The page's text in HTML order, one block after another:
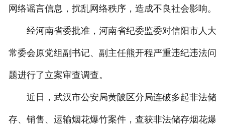
网络谣言信息，扰乱网络秩序，造成不良社会影响。
经河南省委批准，河南省纪委监委对信阳市人大
常委会原党组副书记、副主任熊开程严重违纪违法问
题进行了立案审查调查。
近日，武汉市公安局黄陂区分局连破多起非法储
存、销售、运输烟花爆竹案件，查获非法储存烟花爆